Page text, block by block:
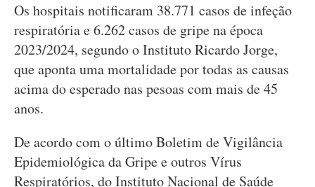
Os hospitais notificaram 38.771 casos de infeção
respiratória e 6.262 casos de gripe na época
2023/2024, segundo o Instituto Ricardo Jorge,
que aponta uma mortalidade por todas as causas
acima do esperado nas pesoas com mais de 45
anos.
De acordo com o último Boletim de Vigilância
Epidemiológica da Gripe e outros Vírus
Respiratórios, do Instituto Nacional de Saúde